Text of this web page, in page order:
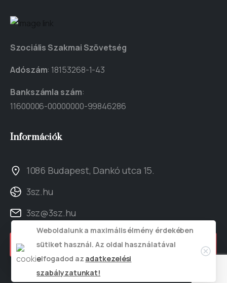
Szociális Szakmai Szövetség
Adószám: 18153268-1-43
Bankszámla szám:
11600006-00000000-99846286
Információk
1086 Budapest, Dankó utca 15.
3sz.hu
3sz@3sz.hu
Kapcsolat
Weboldalunk a maximális élmény érdekében
sütiket használ. Az oldal használatával
elfogadod az adatkezelési
szabályzatunkat!